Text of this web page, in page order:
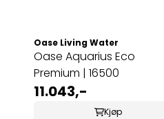
Oase Living Water
Oase Aquarius Eco
Premium | 16500
11.043,-
Kjøp